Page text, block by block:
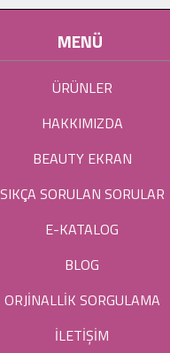
MENÜ
ÜRÜNLER
HAKKIMIZDA
BEAUTY EKRAN
SIKÇA SORULAN SORULAR
E-KATALOG
BLOG
ORJİNALLİK SORGULAMA
İLETİŞİM